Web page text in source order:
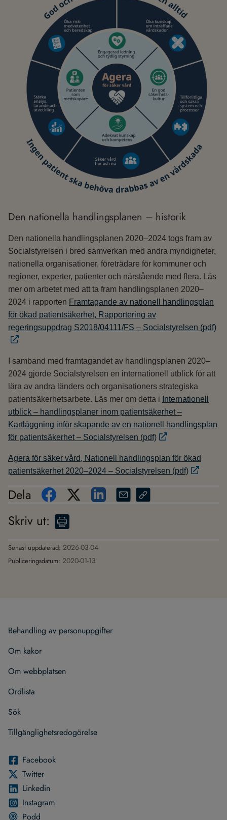
Den nationella handlingsplanen – historik
Den nationella handlingsplanen 2020–2024 togs fram av
Socialstyrelsen i bred samverkan med andra myndigheter,
nationella organisationer, företrädare för kommuner och
regioner, experter, patienter och närstående med flera. Läs
mer om arbetet med att ta fram handlingsplanen 2020–
2024 i rapporten Framtagande av nationell handlingsplan
för ökad patientsäkerhet, Rapportering av
regeringsuppdrag S2018/04111/FS – Socialstyrelsen (pdf)
I samband med framtagandet av handlingsplanen 2020–
2024 gjorde Socialstyrelsen en internationell utblick för att
lära av andra länders och organisationers strategiska
patientsäkerhetsarbete. Läs mer om detta i Internationell
utblick – handlingsplaner inom patientsäkerhet –
Kartläggning inför skapande av en nationell handlingsplan
för patientsäkerhet – Socialstyrelsen (pdf)
Agera för säker vård, Nationell handlingsplan för ökad
patientsäkerhet 2020–2024 – Socialstyrelsen (pdf)
Dela
Skriv ut:
Senast uppdaterad: 2026-03-04
Publiceringsdatum: 2020-01-13
Behand­ling av per­son­upp­gif­ter
Om kakor
Om webb­plat­sen
Ord­lista
Sök
Till­gäng­lig­hets­re­do­gö­relse
Face­book
Twit­ter
Lin­ke­din
Instagram
Podd